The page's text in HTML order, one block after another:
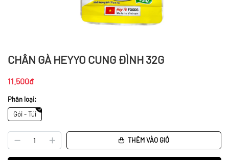
CHÂN GÀ HEYYO CUNG ĐÌNH 32G
11.500đ
Phân loại:
Gói - Túi
THÊM VÀO GIỎ